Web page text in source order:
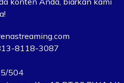
8118-3087
504